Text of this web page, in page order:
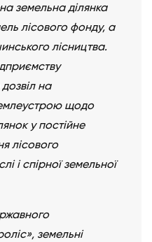
земельна ділянка
лісового фонду, а
лісництва.
на
щодо
у постійне
лісового
і спірної земельної
земельні